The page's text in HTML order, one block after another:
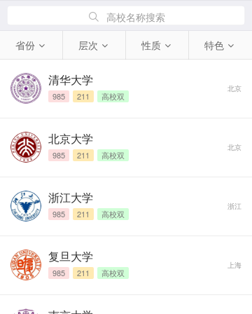
高校名称搜索
省份 层次 性质 特色
清华大学
985 211 高校双
北京
北京大学
985 211 高校双
北京
浙江大学
985 211 高校双
浙江
复旦大学
985 211 高校双
上海